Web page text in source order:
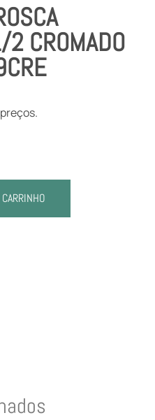
CROMADO